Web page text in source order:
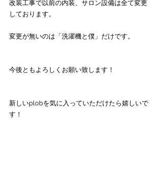
改装工事で以前の内装、サロン設備は全て変更
しております。
変更が無いのは「洗濯機と僕」だけです。
今後ともよろしくお願い致します！
新しいplobを気に入っていただけたら嬉しいで
す！